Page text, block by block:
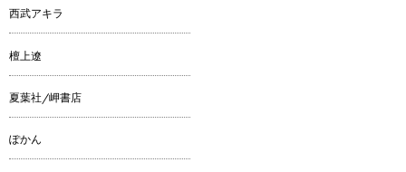
西武アキラ
檀上遼
夏葉社/岬書店
ぽかん